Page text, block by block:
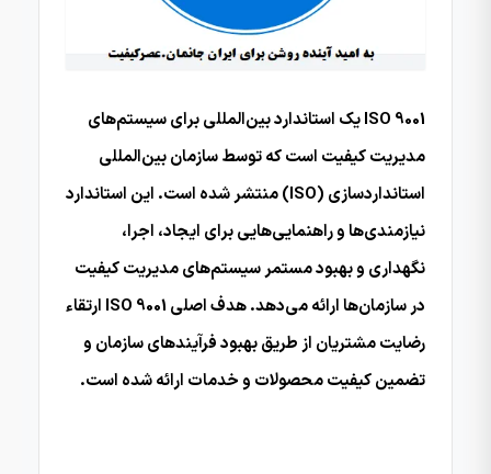
ISO 9001 یک استاندارد بین‌المللی برای سیستم‌های
مدیریت کیفیت است که توسط سازمان بین‌المللی
استانداردسازی (ISO) منتشر شده است. این استاندارد
نیازمندی‌ها و راهنمایی‌هایی برای ایجاد، اجرا،
نگهداری و بهبود مستمر سیستم‌های مدیریت کیفیت
در سازمان‌ها ارائه می‌دهد. هدف اصلی ISO 9001 ارتقاء
رضایت مشتریان از طریق بهبود فرآیندهای سازمان و
تضمین کیفیت محصولات و خدمات ارائه شده است.